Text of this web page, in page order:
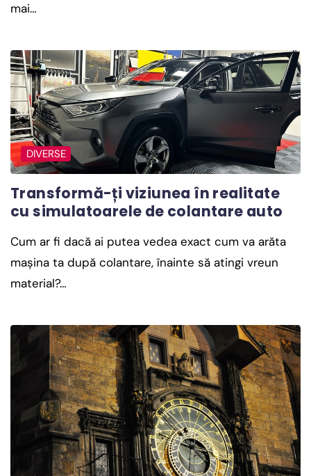
mai…
DIVERSE
Transformă-ți viziunea în realitate
cu simulatoarele de colantare auto
Cum ar fi dacă ai putea vedea exact cum va arăta
mașina ta după colantare, înainte să atingi vreun
material?…